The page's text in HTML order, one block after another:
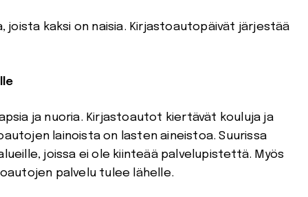
joista kaksi on naisia. Kirjastoautopäivät järjestää
ja nuoria. Kirjastoautot kiertävät kouluja ja
lainoista on lasten aineistoa. Suurissa
joissa ei ole kiinteää palvelupistettä. Myös
palvelu tulee lähelle.